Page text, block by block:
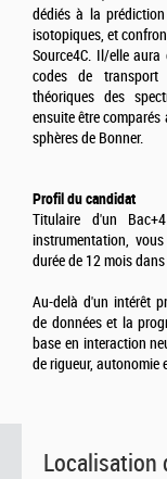
dédiés à la
isotopiques, et
Source4C. Il/elle
codes de transport
théoriques des
ensuite être comparés
sphères de Bonner.
Profil du candidat
Titulaire d'un
instrumentation,
durée de 12 mois
Au-delà d'un intérêt
de données et la
base en interaction
de rigueur, autonomie
Localisation